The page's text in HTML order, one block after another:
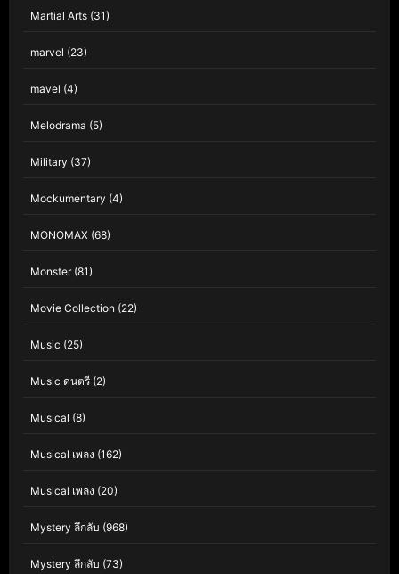
Martial Arts (31)
marvel (23)
mavel (4)
Melodrama (5)
Military (37)
Mockumentary (4)
MONOMAX (68)
Monster(81)
Movie Collection (22)
Music (25)
Music ดนตรี (2)
Musical (8)
Musical เพลง (162)
Musical เพลง (20)
Mystery ลึกลับ (968)
Mystery ลึกลับ (73)